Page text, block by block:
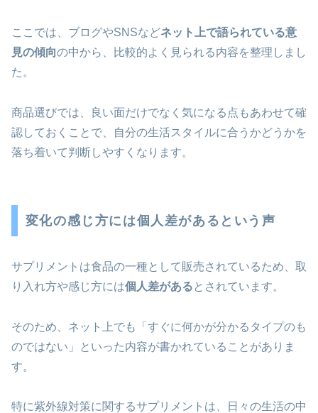
ここでは、ブログやSNSなどネット上で語られている意
見の傾向の中から、比較的よく見られる内容を整理しまし
た。
商品選びでは、良い面だけでなく気になる点もあわせて確
認しておくことで、自分の生活スタイルに合うかどうかを
落ち着いて判断しやすくなります。
変化の感じ方には個人差があるという声
サプリメントは食品の一種として販売されているため、取
り入れ方や感じ方には個人差がある とされています。
そのため、ネット上でも「すぐに何かが分かるタイプのも
のではない」といった内容が書かれていることがありま
す。
特に紫外線対策に関するサプリメントは、日々の生活の中